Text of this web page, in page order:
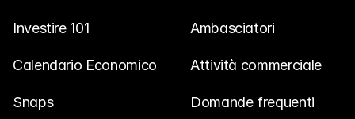
Investire 101
Calendario Economico
Snaps
Ambasciatori
Attività commerciale
Domande frequenti